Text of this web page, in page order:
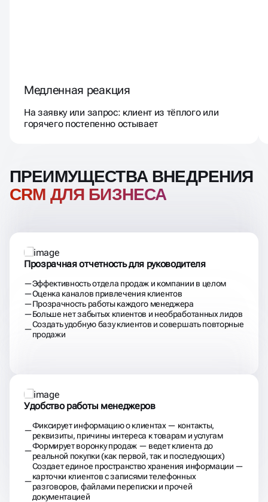
Медленная реакция
На заявку или запрос: клиент из тёплого или
горячего постепенно остывает
ПРЕИМУЩЕСТВА ВНЕДРЕНИЯ
CRM ДЛЯ БИЗНЕСА
Прозрачная отчетность для руководителя
Эффективность отдела продаж и компании в целом
Оценка каналов привлечения клиентов
Прозрачность работы каждого менеджера
Больше нет забытых клиентов и необработанных лидов
Создать удобную базу клиентов и совершать повторные
продажи
Удобство работы менеджеров
Фиксирует информацию о клиентах — контакты,
реквизиты, причины интереса к товарам и услугам
Формирует воронку продаж — ведет клиента до
реальной покупки (как первой, так и последующих)
Создает единое пространство хранения информации —
карточки клиентов с записями телефонных
разговоров, файлами переписки и прочей
документацией